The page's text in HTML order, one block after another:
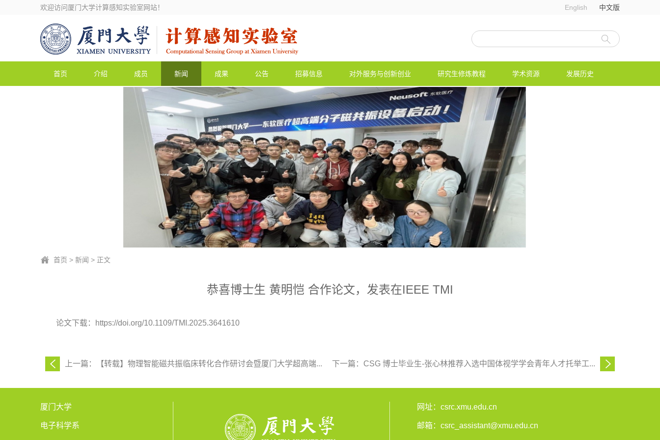
欢迎访问厦门大学计算感知实验室网站！ English 中文版
首页 介绍 成员 新闻 成果 公告 招募信息 对外服务与创新创业 研究生修炼教程 学术资源 发展历史
首页 > 新闻 > 正文
恭喜博士生 黄明恺 合作论文，发表在IEEE TMI
论文下载：https://doi.org/10.1109/TMI.2025.3641610
上一篇：【转载】物理智能磁共振临床转化合作研讨会暨厦门大学超高端... 下一篇：CSG 博士毕业生-张心林推荐入选中国体视学学会青年人才托举工...
厦门大学
电子科学系
网址：csrc.xmu.edu.cn
邮箱：csrc_assistant@xmu.edu.cn